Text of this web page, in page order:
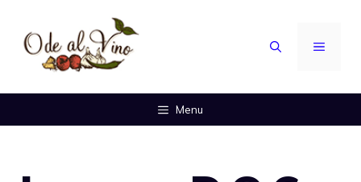
contenuto
MENU
Menu